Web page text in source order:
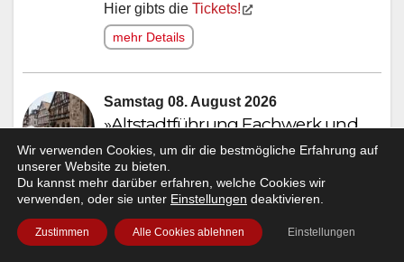
Hier gibts die Tickets!
mehr Details
Samstag 08. August 2026
»Altstadtführung Fachwerk und
Kalkstein«
10:30 Uhr |
Korbach
mehr Details
Wir verwenden Cookies, um dir die bestmögliche Erfahrung auf
unserer Website zu bieten.
Du kannst mehr darüber erfahren, welche Cookies wir
verwenden, oder sie unter Einstellungen deaktivieren.
Zustimmen Alle Cookies ablehnen Einstellungen